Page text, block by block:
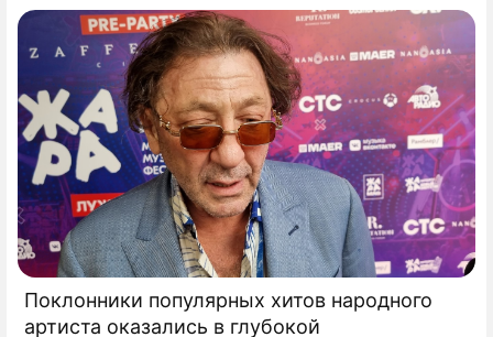
Поклонники популярных хитов народного
артиста оказались в глубокой